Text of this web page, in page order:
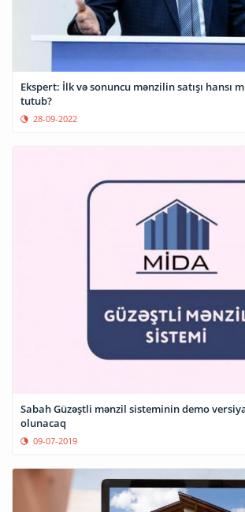
Ekspert: İlk və sonuncu mənzilin satışı hansı
tutub?
28-09-2022
Sabah Güzəştli mənzil sisteminin demo
olunacaq
09-07-2019